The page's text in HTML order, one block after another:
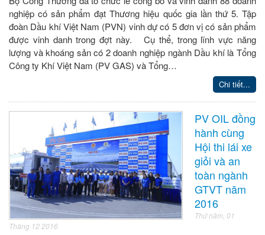
nghiệp có sản phẩm đạt Thương hiệu quốc gia lần thứ 5. Tập
đoàn Dầu khí Việt Nam (PVN) vinh dự có 5 đơn vị có sản phẩm
được vinh danh trong đợt này. Cụ thể, trong lĩnh vực năng
lượng và khoáng sản có 2 doanh nghiệp ngành Dầu khí là Tổng
Công ty Khí Việt Nam (PV GAS) và Tổng…
Chi tiết...
PV OIL đồng
hành cùng
Hội thi lái xe
giỏi và an
toàn ngành
GTVT năm
2016
Thứ năm, 01
Tháng 12 2016